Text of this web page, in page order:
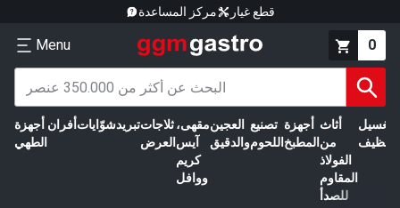
مركز المساعدة قطع غيار
Menu 0
أجهزة
الطهي
أفران شوّاياتتبريدثلاجات
العرض
مقهى،
آيس
كريم
ووافل
العجين
والدقيق
تصنيع
اللحوم
أجهزة
المطبخ
أثاث
من
الفولاذ
المقاوم
للصدأ
الغسيل